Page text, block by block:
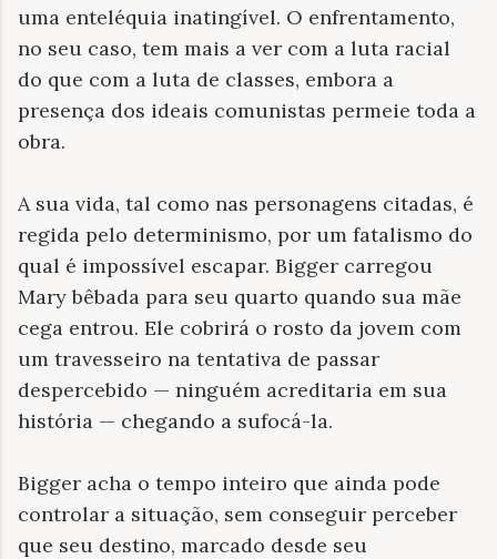
uma enteléquia inatingível. O enfrentamento,
no seu caso, tem mais a ver com a luta racial
do que com a luta de classes, embora a
presença dos ideais comunistas permeie toda a
obra.
A sua vida, tal como nas personagens citadas, é
regida pelo determinismo, por um fatalismo do
qual é impossível escapar. Bigger carregou
Mary bêbada para seu quarto quando sua mãe
cega entrou. Ele cobrirá o rosto da jovem com
um travesseiro na tentativa de passar
despercebido — ninguém acreditaria em sua
história — chegando a sufocá-la.
Bigger acha o tempo inteiro que ainda pode
controlar a situação, sem conseguir perceber
que seu destino, marcado desde seu